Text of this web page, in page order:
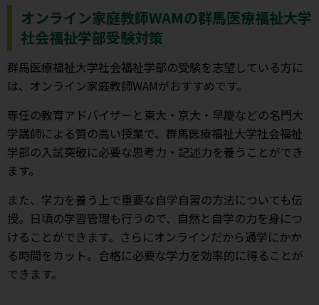
オンライン家庭教師WAMの群馬医療福祉大学
社会福祉学部受験対策
群馬医療福祉大学社会福祉学部の受験を志望している方に
は、オンライン家庭教師WAMがおすすめです。
専任の教育アドバイザーと東大・京大・早慶などの名門大
学講師による質の高い授業で、群馬医療福祉大学社会福祉
学部の入試突破に必要な思考力・記述力を養うことができ
ます。
また、学力を養う上で重要な自学自習の方法についても伝
授。日頃の学習管理も行うので、自然と自学の力を身につ
けることができます。さらにオンラインだから通学にかか
る時間をカット。合格に必要な学力を効率的に得ることが
できます。